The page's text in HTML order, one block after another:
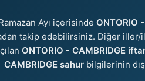
Ayı içerisinde ONTORIO
takip edebilirsiniz. Diğer
ONTORIO - CAMBRIDGE
CAMBRIDGE sahurbilgilerinin